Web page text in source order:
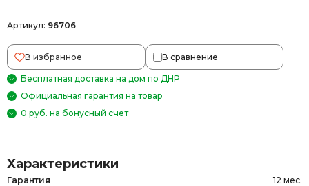
Артикул: 96706
В избранное В сравнение
Бесплатная доставка на дом по ДНР
Официальная гарантия на товар
0 руб. на бонусный счет
Характеристики
Гарантия 12 мес.